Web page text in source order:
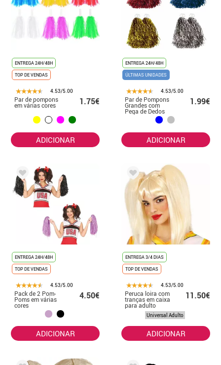
ENTREGA 24H/48H
TOP DE VENDAS
4.53/5.00
Par de pompons
em várias cores 1.75€
ADICIONAR
ENTREGA 24H/48H
ÚLTIMAS UNIDADES
4.53/5.00
Par de Pompons
Grandes com
Pega de Dedos
em várias cores
1.99€
ADICIONAR
ENTREGA 24H/48H
TOP DE VENDAS
4.53/5.00
Pack de 2 Pom-
Poms em várias
cores
4.50€
ADICIONAR
ENTREGA 3/4 DIAS
TOP DE VENDAS
4.53/5.00
Peruca loira com
tranças em caixa
para adulto
11.50€
Universal Adulto
ADICIONAR